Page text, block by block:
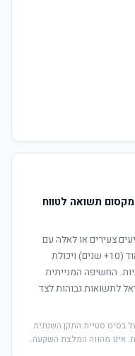
תשואה לטווח
צעירים או לאלה עם
אופק השקעה ארוך מאוד (10+ שנים) ויכולת
החשיפה המנייתית
לתשואות גבוהות לצד
בסיס סטיית התקן השנתית
אינו מהווה המלצת השקעה.